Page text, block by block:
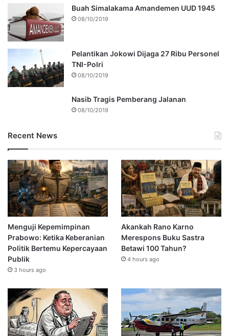
Buah Simalakama Amandemen UUD 1945
08/10/2019
Pelantikan Jokowi Dijaga 27 Ribu Personel
TNI-Polri
08/10/2019
Nasib Tragis Pemberang Jalanan
08/10/2019
Recent News
Menguji Kepemimpinan
Prabowo: Ketika Keberanian
Politik Bertemu Kepercayaan
Publik
3 hours ago
Akankah Rano Karno
Merespons Buku Sastra
Betawi 100 Tahun?
4 hours ago